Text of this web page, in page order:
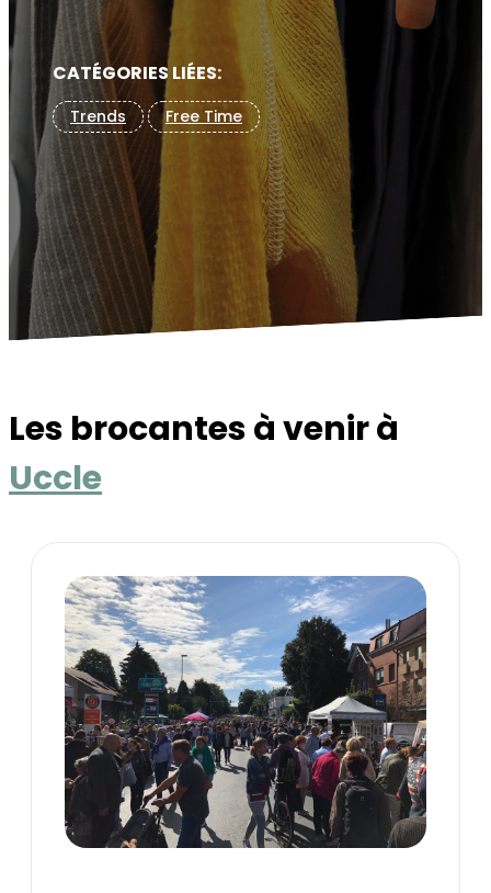
CATÉGORIES LIÉES:
Trends Free Time
Les brocantes à venir à
Uccle